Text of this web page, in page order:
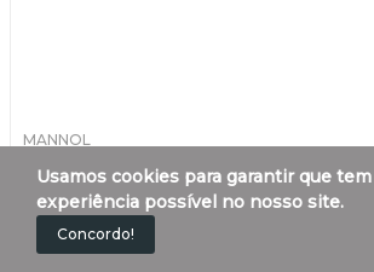
MANNOL
ÓLEO 2T P/MOTOSSERRA C/
3,90 €
Usamos cookies para garantir que
experiência possível no nosso site.
Concordo!